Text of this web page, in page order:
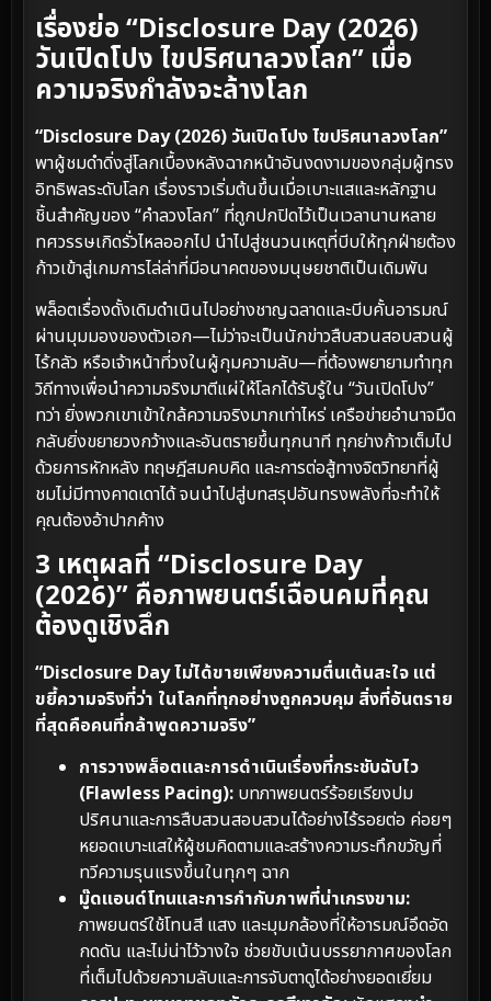
เรื่องย่อ “Disclosure Day (2026)
วันเปิดโปง ไขปริศนาลวงโลก” เมื่อ
ความจริงกำลังจะล้างโลก
“Disclosure Day (2026) วันเปิดโปง ไขปริศนาลวงโลก”
พาผู้ชมดำดิ่งสู่โลกเบื้องหลังฉากหน้าอันงดงามของกลุ่มผู้ทรง
อิทธิพลระดับโลก เรื่องราวเริ่มต้นขึ้นเมื่อเบาะแสและหลักฐาน
ชิ้นสำคัญของ “คำลวงโลก” ที่ถูกปกปิดไว้เป็นเวลานานหลาย
ทศวรรษเกิดรั่วไหลออกไป นำไปสู่ชนวนเหตุที่บีบให้ทุกฝ่ายต้อง
ก้าวเข้าสู่เกมการไล่ล่าที่มีอนาคตของมนุษยชาติเป็นเดิมพัน
พล็อตเรื่องดั้งเดิมดำเนินไปอย่างชาญฉลาดและบีบคั้นอารมณ์
ผ่านมุมมองของตัวเอก—ไม่ว่าจะเป็นนักข่าวสืบสวนสอบสวนผู้
ไร้กลัว หรือเจ้าหน้าที่วงในผู้กุมความลับ—ที่ต้องพยายามทำทุก
วิถีทางเพื่อนำความจริงมาตีแผ่ให้โลกได้รับรู้ใน “วันเปิดโปง”
ทว่า ยิ่งพวกเขาเข้าใกล้ความจริงมากเท่าไหร่ เครือข่ายอำนาจมืด
กลับยิ่งขยายวงกว้างและอันตรายขึ้นทุกนาที ทุกย่างก้าวเต็มไป
ด้วยการหักหลัง ทฤษฎีสมคบคิด และการต่อสู้ทางจิตวิทยาที่ผู้
ชมไม่มีทางคาดเดาได้ จนนำไปสู่บทสรุปอันทรงพลังที่จะทำให้
คุณต้องอ้าปากค้าง
3 เหตุผลที่ “Disclosure Day
(2026)” คือภาพยนตร์เฉือนคมที่คุณ
ต้องดูเชิงลึก
“Disclosure Day ไม่ได้ขายเพียงความตื่นเต้นสะใจ แต่
ขยี้ความจริงที่ว่า ในโลกที่ทุกอย่างถูกควบคุม สิ่งที่อันตราย
ที่สุดคือคนที่กล้าพูดความจริง”
การวางพล็อตและการดำเนินเรื่องที่กระชับฉับไว
(Flawless Pacing): บทภาพยนตร์ร้อยเรียงปม
ปริศนาและการสืบสวนสอบสวนได้อย่างไร้รอยต่อ ค่อยๆ
หยอดเบาะแสให้ผู้ชมคิดตามและสร้างความระทึกขวัญที่
ทวีความรุนแรงขึ้นในทุกๆ ฉาก
มู๊ดแอนด์โทนและการกำกับภาพที่น่าเกรงขาม:
ภาพยนตร์ใช้โทนสี แสง และมุมกล้องที่ให้อารมณ์อึดอัด
กดดัน และไม่น่าไว้วางใจ ช่วยขับเน้นบรรยากาศของโลก
ที่เต็มไปด้วยความลับและการจับตาดูได้อย่างยอดเยี่ยม